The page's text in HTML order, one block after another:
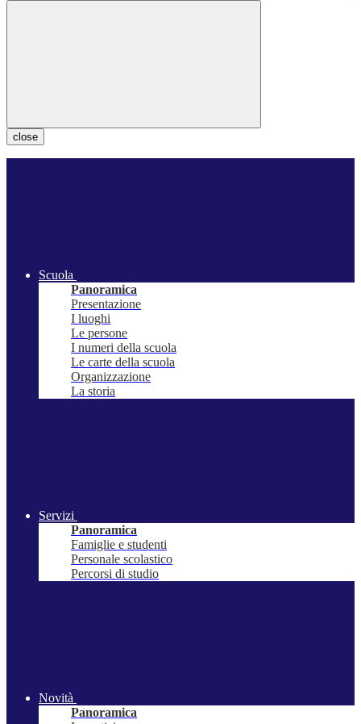
close
Scuola
Panoramica
Presentazione
I luoghi
Le persone
I numeri della scuola
Le carte della scuola
Organizzazione
La storia
Servizi
Panoramica
Famiglie e studenti
Personale scolastico
Percorsi di studio
Novità
Panoramica